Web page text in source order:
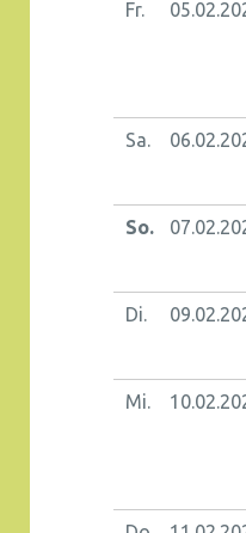
Fr. 05.02.
Sa. 06.02.
So. 07.02.
Di. 09.02.
Mi. 10.02.